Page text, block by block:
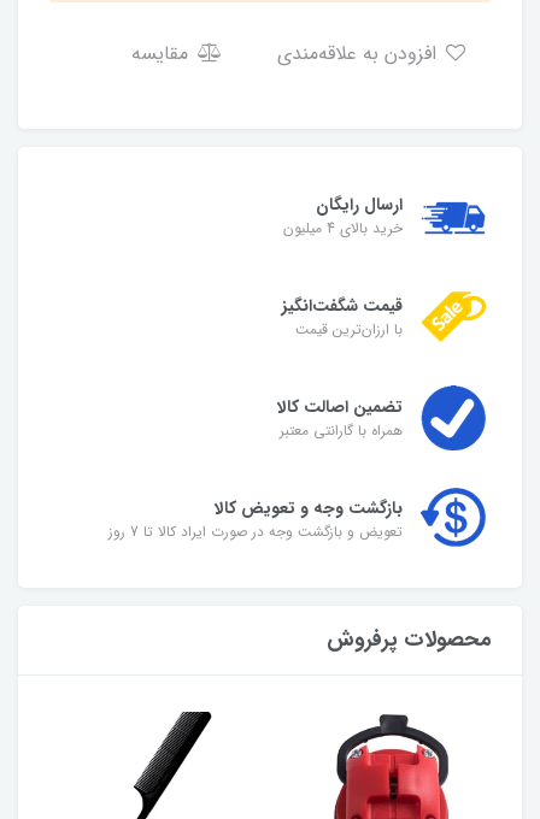
مقایسه
ارسال رایگان
خرید بالای 4 میلیون
قیمت شگفت‌انگیز
با ارزان‌ترین قیمت
تضمین اصالت کالا
همراه با گارانتی معتبر
بازگشت وجه و تعویض کالا
تعویض و بازگشت وجه در صورت ایراد کالا تا 7 روز
محصولات پرفروش